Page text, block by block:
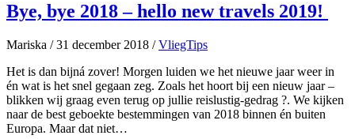
Bye, bye 2018 – hello new travels 2019!
Mariska /31 december 2018 / VliegTips
Het is dan bijná zover! Morgen luiden we het nieuwe jaar weer in
én wat is het snel gegaan zeg. Zoals het hoort bij een nieuw jaar –
blikken wij graag even terug op jullie reislustig-gedrag ?. We kijken
naar de best geboekte bestemmingen van 2018 binnen én buiten
Europa. Maar dat niet…